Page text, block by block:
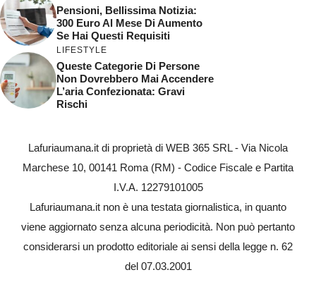
Pensioni, Bellissima Notizia:
300 Euro Al Mese Di Aumento
Se Hai Questi Requisiti
LIFESTYLE
Queste Categorie Di Persone
Non Dovrebbero Mai Accendere
L’aria Confezionata: Gravi
Rischi
Lafuriaumana.it di proprietà di WEB 365 SRL - Via Nicola
Marchese 10, 00141 Roma (RM) - Codice Fiscale e Partita
I.V.A. 12279101005
Lafuriaumana.it non è una testata giornalistica, in quanto
viene aggiornato senza alcuna periodicità. Non può pertanto
considerarsi un prodotto editoriale ai sensi della legge n. 62
del 07.03.2001